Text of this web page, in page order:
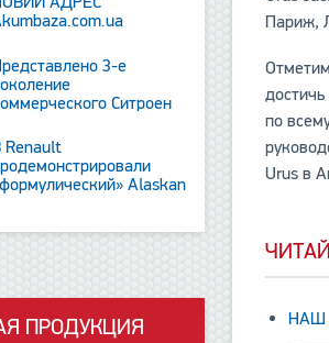
Париж,
по
Urus в
НАШ
3-е
Ситроен
Renault
Alaskan
ПРОДУКЦИЯ